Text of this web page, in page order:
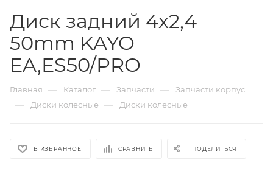
Диск задний 4х2,4
50mm KAYO
EA,ES50/PRO
Главная — Каталог — Запчасти — Запчасти корпус
— Диски колесные — Диски колесные
В ИЗБРАННОЕ СРАВНИТЬ ПОДЕЛИТЬСЯ